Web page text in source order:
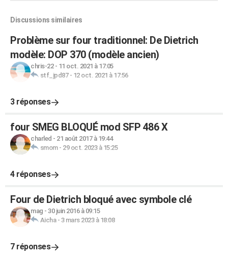
Discussions similaires
Problème sur four traditionnel: De Dietrich
modèle: DOP 370 (modèle ancien)
chris-22- 11 oct. 2021 à 17:05
stf_jpd87- 12 oct. 2021 à 17:56
3 réponses
four SMEG BLOQUÉ mod SFP 486 X
charled - 21 août 2017 à 19:44
smom- 29 oct. 2023 à 15:25
4 réponses
Four de Dietrich bloqué avec symbole clé
mag - 30 juin 2016 à 09:15
Aicha- 3 mars 2023 à 18:08
7 réponses